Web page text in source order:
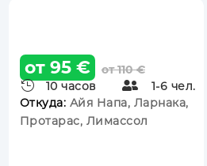
от 95 € от 110 €
 10 часов 
1-6 чел.
Откуда: Айя Напа, Ларнака,
Протарас, Лимассол